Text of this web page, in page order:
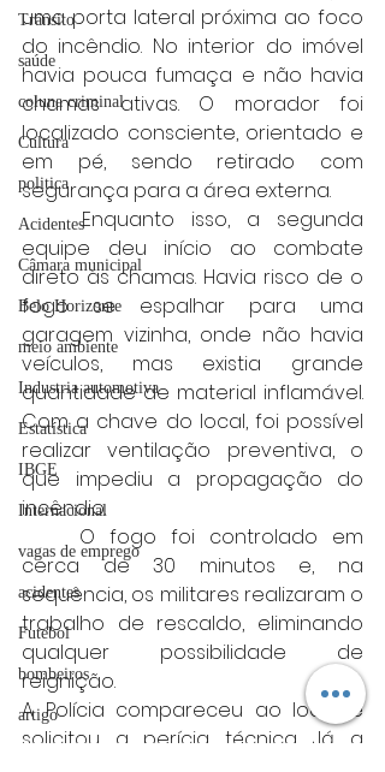
Trânsito
saúde
coluna criminal
Cultura
politica
Acidentes
Câmara municipal
Belo Horizonte
meio ambiente
Industria automotiva
Estatística
IBGE
Internacional
vagas de emprego
acidentes
Futebol
bombeiros
artigo
uma porta lateral próxima ao foco
do incêndio. No interior do imóvel
havia pouca fumaça e não havia
chamas ativas. O morador foi
localizado consciente, orientado e
em pé, sendo retirado com
segurança para a área externa.
	Enquanto isso, a segunda
equipe deu início ao combate
direto às chamas. Havia risco de o
fogo se espalhar para uma
garagem vizinha, onde não havia
veículos, mas existia grande
quantidade de material inflamável.
Com a chave do local, foi possível
realizar ventilação preventiva, o
que impediu a propagação do
incêndio.
cerca de 30 minutos e, na
sequência, os militares realizaram o
trabalho de rescaldo, eliminando
qualquer possibilidade de
reignição.
A Polícia compareceu ao local e
solicitou a perícia técnica. Já a